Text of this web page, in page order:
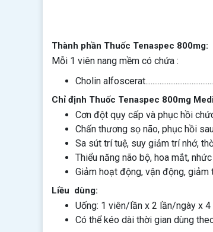
Thành phần Thuốc Tenaspec 800mg:
Mỗi 1 viên nang mềm có chứa :
Cholin
Chỉ định Thuốc Tenaspec 800mg
Cơn đột qụy cấp và phục hồi
Chấn thương sọ não, phục hồi
Sa sút trí tuệ, suy giảm trí nhớ,
Thiểu năng não bộ, hoa mắt,
Giảm hoạt động, vận động, giảm
Liều dùng:
Uống: 1 viên/lần x 2 lần/ngày x 4
Có thể kéo dài thời gian dùng